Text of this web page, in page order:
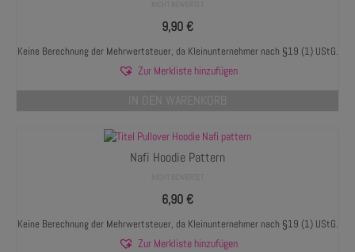
9,90€
Keine Berechnung der Mehrwertsteuer, da Kleinunternehmer nach §19 (1) UStG.
Zur Merkliste hinzufügen
IN DEN WARENKORB
Nafi Hoodie Pattern
6,90€
Keine Berechnung der Mehrwertsteuer, da Kleinunternehmer nach §19 (1) UStG.
Zur Merkliste hinzufügen